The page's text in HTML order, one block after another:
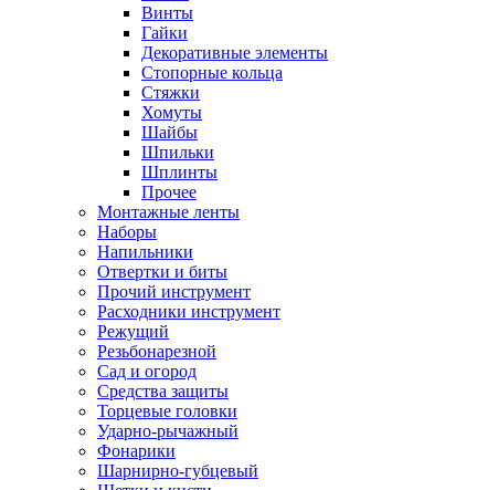
Винты
Гайки
Декоративные элементы
Стопорные кольца
Стяжки
Хомуты
Шайбы
Шпильки
Шплинты
Прочее
Монтажные ленты
Наборы
Напильники
Отвертки и биты
Прочий инструмент
Расходники инструмент
Режущий
Резьбонарезной
Сад и огород
Средства защиты
Торцевые головки
Ударно-рычажный
Фонарики
Шарнирно-губцевый